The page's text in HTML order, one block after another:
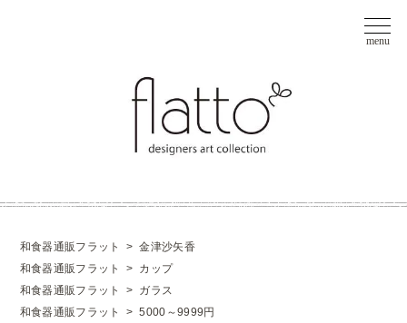
和食器通販フラット >金津沙矢香
和食器通販フラット
> カップ
和食器通販フラット
> ガラス
和食器通販フラット
>5000～9999円